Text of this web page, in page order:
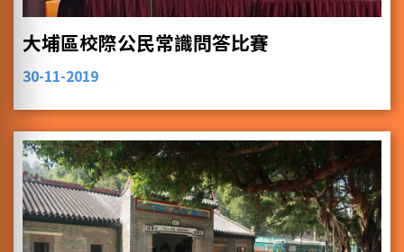
大埔區校際公民常識問答比賽
30-11-2019